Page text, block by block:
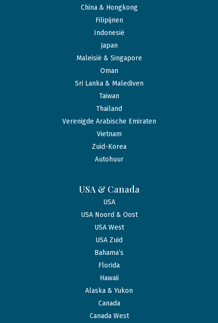
China & Hongkong
Filipijnen
Indonesië
Japan
Maleisië & Singapore
Oman
Sri Lanka & Malediven
Taiwan
Thailand
Verenigde Arabische Emiraten
Vietnam
Zuid-Korea
Autohuur
USA & Canada
USA
USA Noord & Oost
USA West
USA Zuid
Bahama’s
Florida
Hawaii
Alaska & Yukon
Canada
Canada West